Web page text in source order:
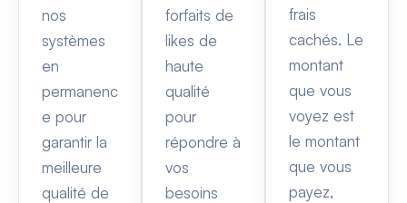
nos
systèmes
en
permanenc
e pour
garantir la
meilleure
qualité de
forfaits de
likes de
haute
qualité
pour
répondre à
vos
besoins
frais
cachés. Le
montant
que vous
voyez est
le montant
que vous
payez,